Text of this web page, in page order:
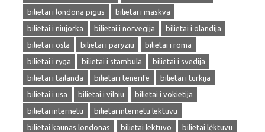
bilietai i londona pigus
bilietai i maskva
bilietai i niujorka
bilietai i norvegija
bilietai i olandija
bilietai i osla
bilietai i paryziu
bilietai i roma
bilietai i ryga
bilietai i stambula
bilietai i svedija
bilietai i tailanda
bilietai i tenerife
bilietai i turkija
bilietai i usa
bilietai i vilniu
bilietai i vokietija
bilietai internetu
bilietai internetu lektuvu
bilietai kaunas londonas
bilietai lektuvo
bilietai lėktuvu